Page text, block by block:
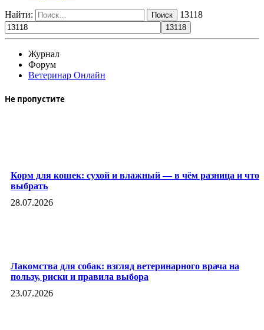
Найти: 13118
Журнал
Форум
Ветеринар Онлайн
Не пропустите
Корм для кошек: сухой и влажный — в чём разница и что
выбрать
28.07.2026
Лакомства для собак: взгляд ветеринарного врача на
пользу, риски и правила выбора
23.07.2026